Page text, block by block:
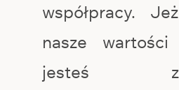
współpracy.
nasze
jesteś